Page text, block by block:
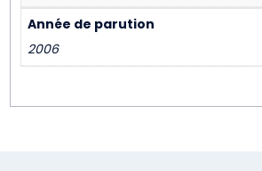
Année de parution
2006